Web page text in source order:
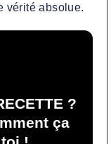
vérité absolue.
?
ça